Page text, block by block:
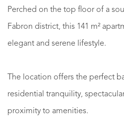
Perched on the top floor of a
Fabron district, this 141 m²
elegant and serene lifestyle.
The location offers the perfect
residential tranquility,
proximity to amenities.